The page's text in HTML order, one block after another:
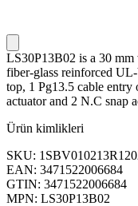
LS30P13B02 is a 30
fiber-glass reinforced
top, 1 Pg13.5 cable
actuator and 2 N.C snap
Ürün kimlikleri
SKU:
EAN: 3471522006684
GTIN: 3471522006684
MPN: LS30P13B02